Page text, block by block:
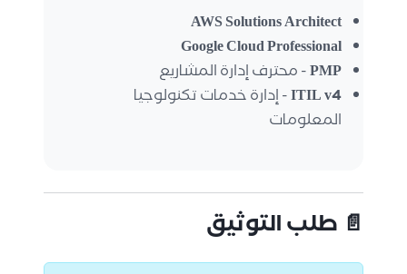
AWS Solutions Architect
Google Cloud Professional
PMP- محترف إدارة المشاريع
ITIL v4- إدارة خدمات تكنولوجيا
المعلومات
📄 طلب التوثيق